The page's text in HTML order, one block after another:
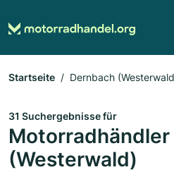
Startseite Dernbach
31 Suchergebnisse für
(Westerwald)